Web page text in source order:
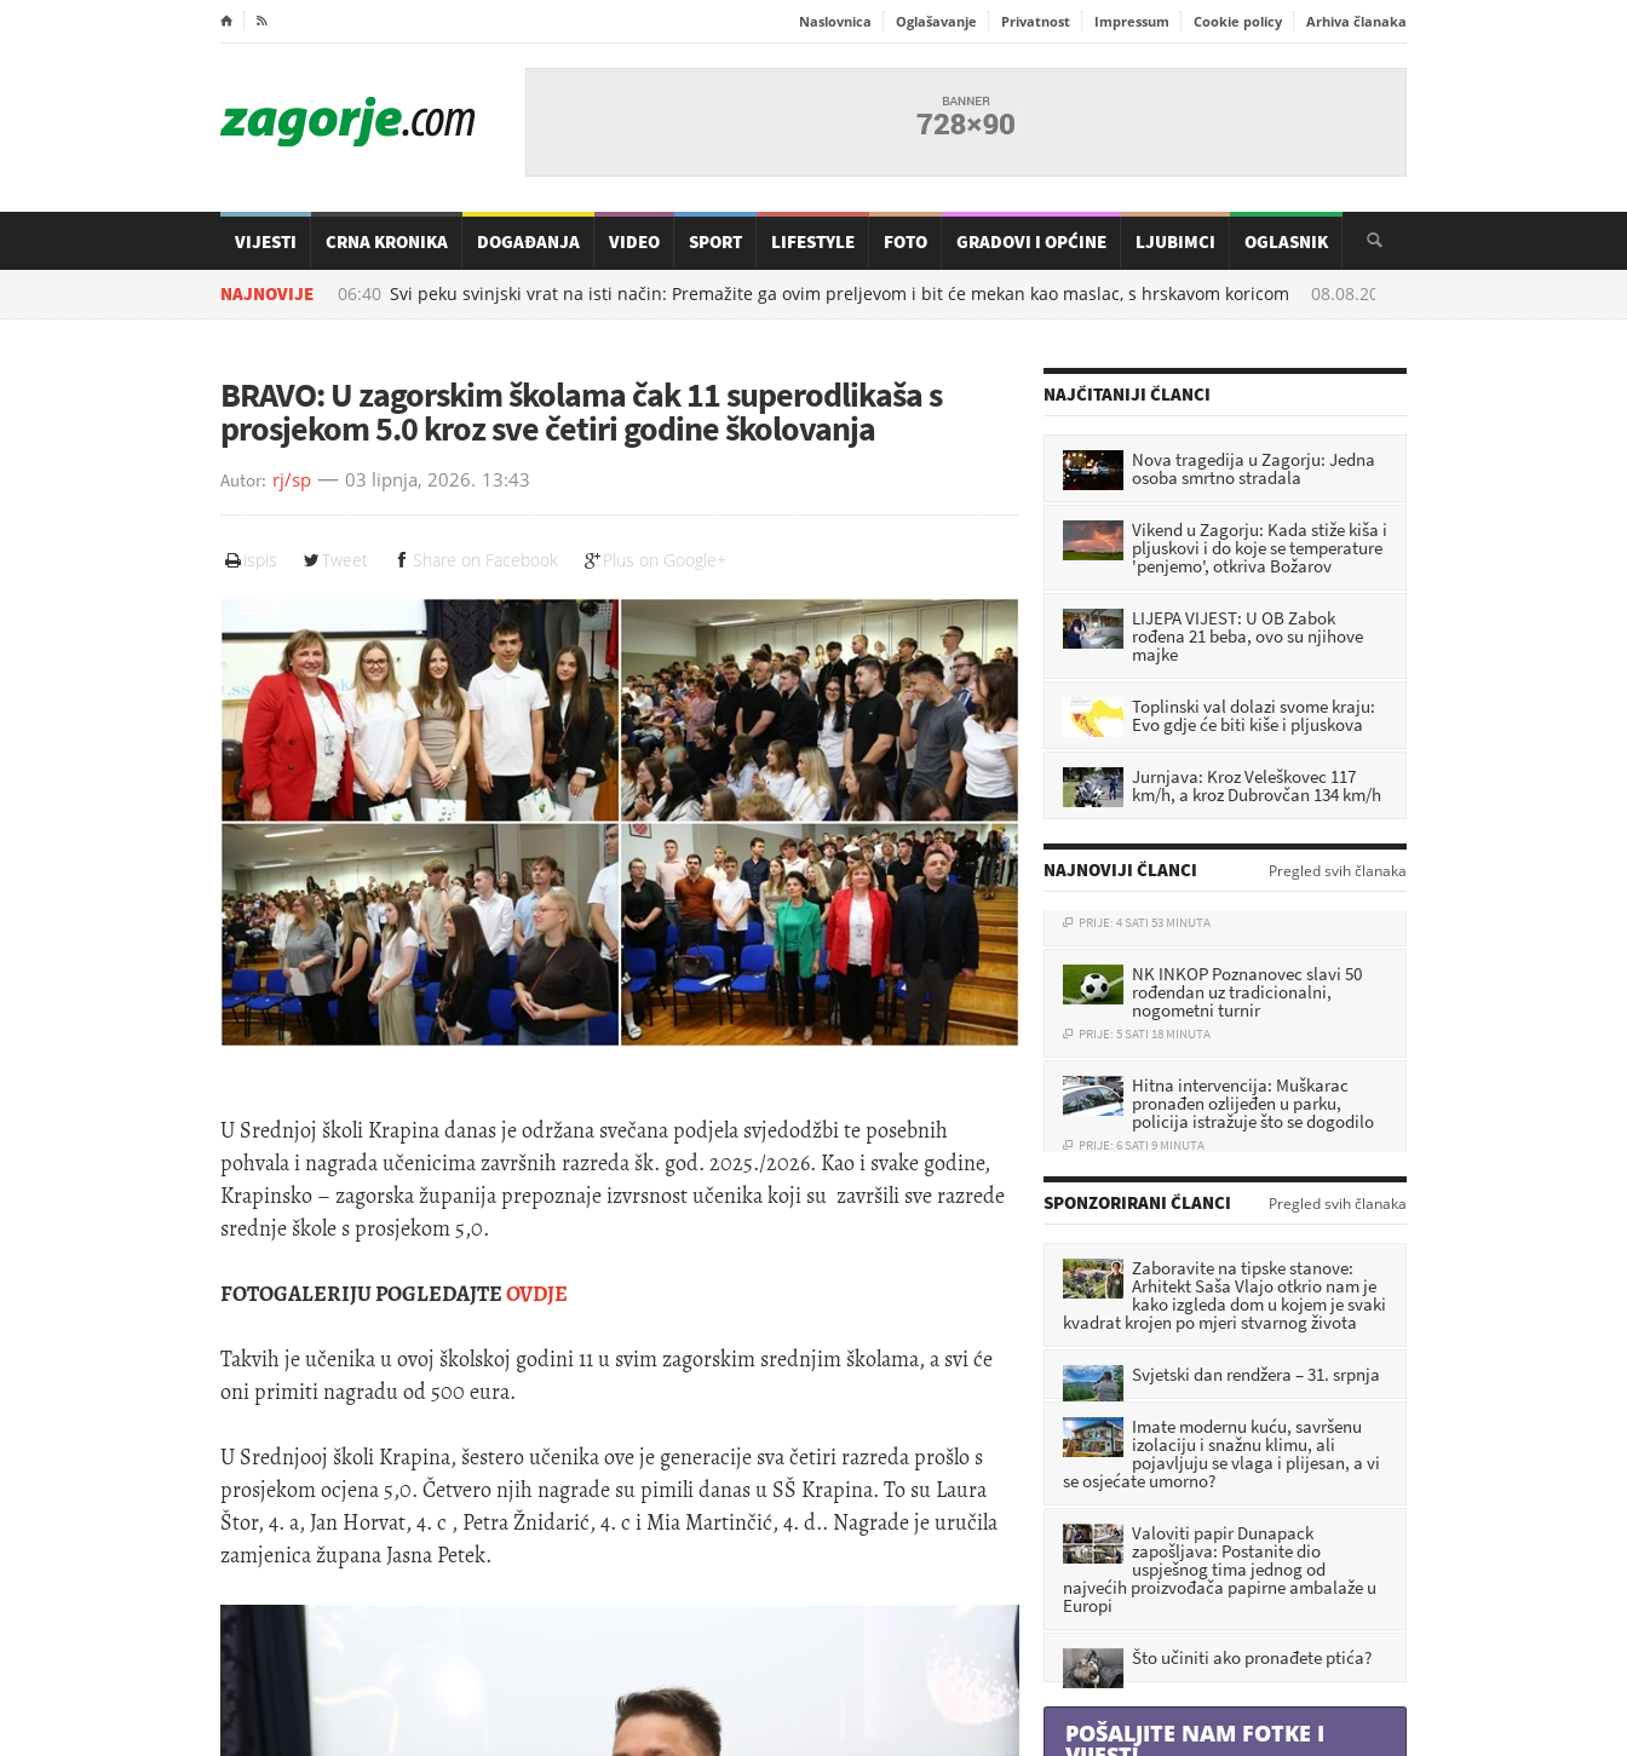
⌂  Naslovnica Oglašavanje Privatnost Impressum Cookie policy Arhiva članaka
VIJESTI CRNA KRONIKA DOGAĐANJA VIDEO SPORT LIFESTYLE FOTO GRADOVI I OPĆINE LJUBIMCI OGLASNIK
NAJNOVIJE
08.08.2026. u 06:40 Svi peku svinjski vrat na isti način: Premažite ga ovim preljevom i bit će mekan kao maslac, s hrskavom koricom 08.08.2026. u
BRAVO: U zagorskim školama čak 11 superodlikaša s
prosjekom 5.0 kroz sve četiri godine školovanja
Autor: rj/sp 03 lipnja, 2026. 13:43
ispis Tweet Share on Facebook Plus on Google+
U Srednjoj školi Krapina danas je održana svečana podjela svjedodžbi te posebnih
pohvala i nagrada učenicima završnih razreda šk. god. 2025./2026. Kao i svake godine,
Krapinsko – zagorska županija prepoznaje izvrsnost učenika koji su završili sve razrede
srednje škole s prosjekom 5,0.
FOTOGALERIJU POGLEDAJTEOVDJE
Takvih je učenika u ovoj školskoj godini 11 u svim zagorskim srednjim školama, a svi će
oni primiti nagradu od 500 eura.
U Srednjooj školi Krapina, šestero učenika ove je generacije sva četiri razreda prošlo s
prosjekom ocjena 5,0. Četvero njih nagrade su pimili danas u SŠ Krapina. To su Laura
Štor, 4. a, Jan Horvat, 4. c , Petra Žnidarić, 4. c i Mia Martinčić, 4. d.. Nagrade je uručila
zamjenica župana Jasna Petek.
NAJČITANIJI ČLANCI
Nova tragedija u Zagorju: Jedna
osoba smrtno stradala
Vikend u Zagorju: Kada stiže kiša i
pljuskovi i do koje se temperature
'penjemo', otkriva Božarov
LIJEPA VIJEST: U OB Zabok
rođena 21 beba, ovo su njihove
majke
Toplinski val dolazi svome kraju:
Evo gdje će biti kiše i pljuskova
Jurnjava: Kroz Veleškovec 117
km/h, a kroz Dubrovčan 134 km/h
NAJNOVIJI ČLANCI Pregled svih članaka
ovog vikenda ostavljaju brige iza
sebe i dočekuju sretnije dane
 PRIJE: 4 SATI 53 MINUTA
rođendan uz tradicionalni,
nogometni turnir
 PRIJE: 5 SATI 18 MINUTA
pronađen ozlijeđen u parku,
policija istražuje što se dogodilo
 PRIJE: 6 SATI 9 MINUTA
svoj dan: ‘Pred nama je još puno
posla. Obećavam samo jedno –
delali bumo’
Nova tragedija u Zagorju: Jedna
osoba smrtno stradala
SPONZORIRANI ČLANCI Pregled svih članaka
Zaboravite na tipske stanove:
Arhitekt Saša Vlajo otkrio nam je
kako izgleda dom u kojem je svaki
kvadrat krojen po mjeri stvarnog života
Svjetski dan rendžera – 31. srpnja
Imate modernu kuću, savršenu
izolaciju i snažnu klimu, ali
pojavljuju se vlaga i plijesan, a vi
se osjećate umorno?
Valoviti papir Dunapack
zapošljava: Postanite dio
uspješnog tima jednog od
najvećih proizvođača papirne ambalaže u
Europi
Što učiniti ako pronađete ptića?
POŠALJITE NAM FOTKE I